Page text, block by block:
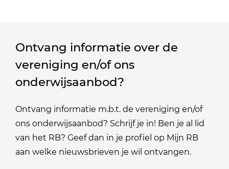
Ontvang informatie over de
vereniging en/of ons
onderwijsaanbod?
Ontvang informatie m.b.t. de vereniging en/of
ons onderwijsaanbod? Schrijf je in! Ben je al lid
van het RB? Geef dan in je profiel op Mijn RB
aan welke nieuwsbrieven je wil ontvangen.